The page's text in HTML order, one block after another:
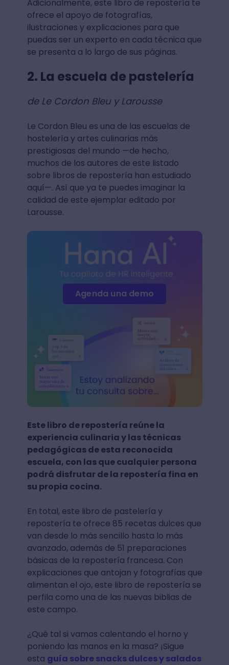
Adicionalmente, este libro de repostería te
ofrece el apoyo de fotografías,
ilustraciones y explicaciones para que
puedas ser un experto en cada técnica que
se presenta a lo largo de sus páginas.
2. La escuela de pastelería
de Le Cordon Bleu y Larousse
Le Cordon Bleu es una de las escuelas de
hostelería y artes culinarias más
prestigiosas del mundo —de hecho,
muchos de los autores de este listado
sobre libros de repostería han estudiado
aquí—. Así que ya te puedes imaginar la
calidad de este ejemplar editado por
Larousse.
Agenda una demo
Este libro de repostería reúne la
experiencia culinaria y las técnicas
pedagógicas de esta reconocida
escuela, con las que cualquier persona
podrá disfrutar de la repostería fina en
su propia cocina.
En total, este libro de pastelería y
repostería te ofrece 85 recetas dulces que
van desde lo más sencillo hasta lo más
avanzado, además de 51 preparaciones
básicas de la repostería francesa. Con
explicaciones que antojan y fotografías que
alimentan el ojo, este libro de repostería se
perfila como una de las nuevas biblias de
este campo.
¿Qué tal si vamos calentando el horno y
poniendo las manos en la masa? ¡Sigue
esta guía sobre snacks dulces y salados